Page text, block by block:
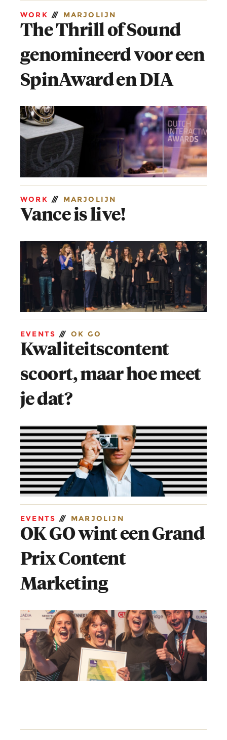
WORK /// MARJOLIJN
The Thrill of Sound
genomineerd voor een
SpinAward en DIA
WORK /// MARJOLIJN
Vance is live!
EVENTS /// OK GO
Kwaliteitscontent
scoort, maar hoe meet
je dat?
EVENTS /// MARJOLIJN
OK GO wint een Grand
Prix Content
Marketing